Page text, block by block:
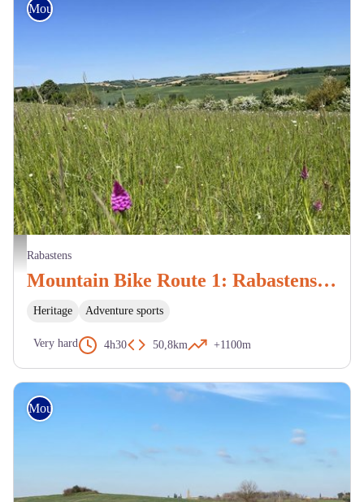
Vue alentour de Rabastens - BP
Mountain Bike
Rabastens
Mountain Bike Route 1: Rabastens via the Chapels
Heritage Adventure sports
Very hard 4h30 50,8km +1100m
Mountain Bike